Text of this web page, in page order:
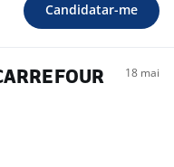
Candidatar-me
18 mai